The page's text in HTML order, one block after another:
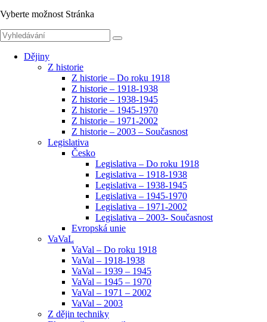
Vyberte možnost Stránka
Dějiny
Z historie
Z historie – Do roku 1918
Z historie – 1918-1938
Z historie – 1938-1945
Z historie – 1945-1970
Z historie – 1971-2002
Z historie – 2003 – Současnost
Legislativa
Česko
Legislativa – Do roku 1918
Legislativa – 1918-1938
Legislativa – 1938-1945
Legislativa – 1945-1970
Legislativa – 1971-2002
Legislativa – 2003- Současnost
Evropská unie
VaVaL
VaVal – Do roku 1918
VaVal – 1918-1938
VaVal – 1939 – 1945
VaVal – 1945 – 1970
VaVal – 1971 – 2002
VaVal – 2003
Z dějin techniky